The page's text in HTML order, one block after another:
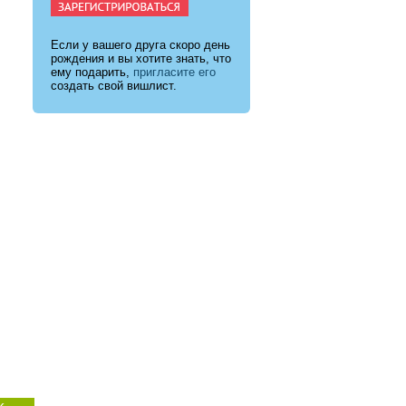
Если у вашего друга скоро день
рождения и вы хотите знать, что
ему подарить, пригласите его
создать свой вишлист.